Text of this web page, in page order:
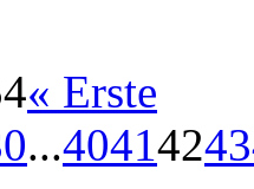
« Erste
...40414243